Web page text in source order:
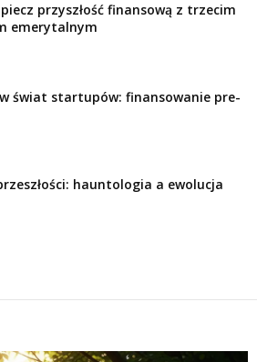
przyszłość finansową z trzecim
emerytalnym
świat startupów: finansowanie pre-
hauntologia a ewolucja